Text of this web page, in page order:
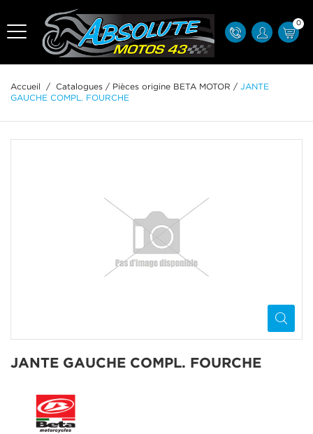
0
Accueil / Catalogues / Pièces origine BETA MOTOR / JANTE
GAUCHE COMPL. FOURCHE
JANTE GAUCHE COMPL. FOURCHE